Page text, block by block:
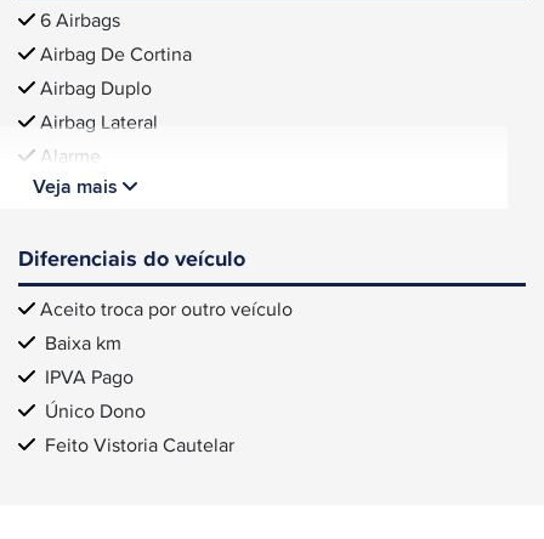
6 Airbags
Airbag De Cortina
Airbag Duplo
Airbag Lateral
Alarme
Veja mais
Diferenciais do veículo
Aceito troca por outro veículo
Baixa km
IPVA Pago
Único Dono
Feito Vistoria Cautelar